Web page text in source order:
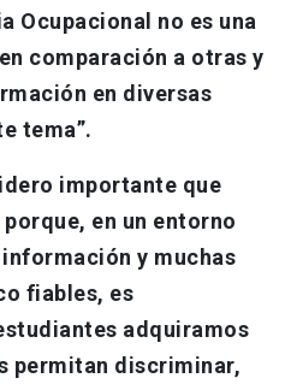
Ocupacional no es una
comparación a otras y
en diversas
tema”.
importante que
en un entorno
y muchas
fiables, es
adquiramos
permitan discriminar,